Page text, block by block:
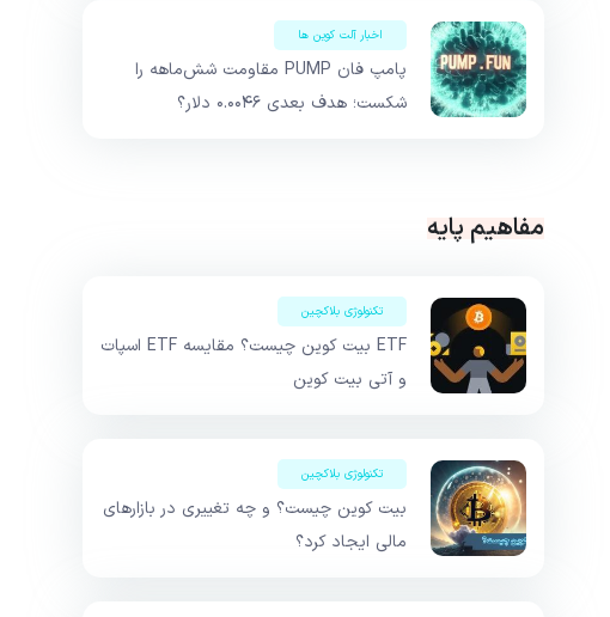
اخبار آلت کوین ها
پامپ فان PUMP مقاومت شش‌ماهه را
شکست؛ هدف بعدی ۰.۰۰۴۶ دلار؟
مفاهیم پایه
تکنولوژی بلاکچین
ETF بیت کوین چیست؟ مقایسه ETF اسپات
و آتی بیت کوین
تکنولوژی بلاکچین
بیت کوین چیست؟ و چه تغییری در بازارهای
مالی ایجاد کرد؟